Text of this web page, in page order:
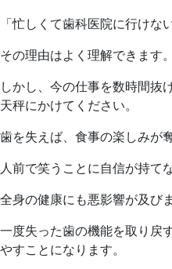
「忙しくて歯科医院に行けない
その理由はよく理解できます。
しかし、今の仕事を数時間抜
天秤にかけてください。
歯を失えば、食事の楽しみが
人前で笑うことに自信が持て
全身の健康にも悪影響が及びま
一度失った歯の機能を取り戻
やすことになります。